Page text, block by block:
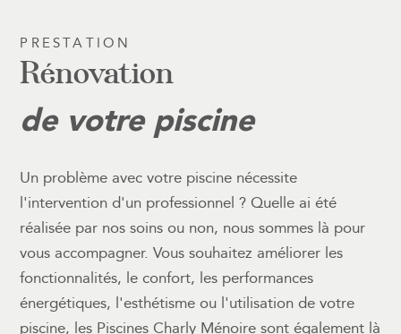
PRESTATION
Rénovation
de votre piscine
Un problème avec votre piscine nécessite
l'intervention d'un professionnel ? Quelle ai été
réalisée par nos soins ou non, nous sommes là pour
vous accompagner. Vous souhaitez améliorer les
fonctionnalités, le confort, les performances
énergétiques, l'esthétisme ou l'utilisation de votre
piscine, les Piscines Charly Ménoire sont également là